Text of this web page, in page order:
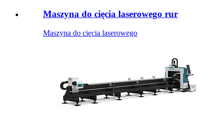
Maszyna do cięcia laserowego rur
Maszyna do cięcia laserowego